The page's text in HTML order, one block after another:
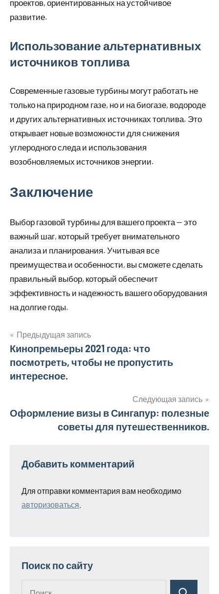
проектов, ориентированных на устойчивое
развитие.
Использование альтернативных
источников топлива
Современные газовые турбины могут работать не
только на природном газе, но и на биогазе, водороде
и других альтернативных источниках топлива. Это
открывает новые возможности для снижения
углеродного следа и использования
возобновляемых источников энергии.
Заключение
Выбор газовой турбины для вашего проекта — это
важный шаг, который требует внимательного
анализа и планирования. Учитывая все
преимущества и особенности, вы сможете сделать
правильный выбор, который обеспечит
эффективность и надежность вашего оборудования
на долгие годы.
Навигация
по
Предыдущая запись
Кинопремьеры 2021 года: что
посмотреть, чтобы не пропустить
интересное.
Следующая запись
Оформление визы в Сингапур: полезные
советы для путешественников.
Добавить комментарий
Для отправки комментария вам необходимо
авторизоваться
Поиск по сайту